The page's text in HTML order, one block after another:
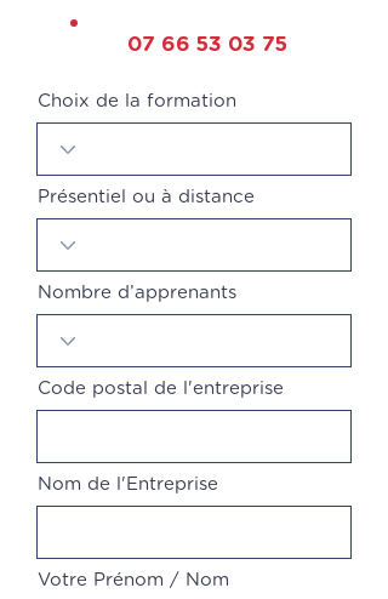
07 66 53 03 75
Choix de la formation
Présentiel ou à distance
Nombre d’apprenants
Code postal de l'entreprise
Nom de l'Entreprise
Votre Prénom / Nom